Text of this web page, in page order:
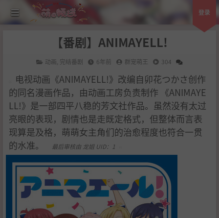
登录
【番剧】ANIMAYELL!
动画 完结番剧 6年前 群宠萌王 304
电视动画《ANIMAYELL!》改编自卯花つかさ创作
的同名漫画作品，由动画工房负责制作 《ANIMAYE
LL!》是一部四平八稳的芳文社作品。虽然没有太过
亮眼的表现，剧情也是走既定格式，但整体而言表
现算是及格，萌萌女主角们的治愈程度也符合一贯
的水准。
最后审核由 龙姐 UID：1